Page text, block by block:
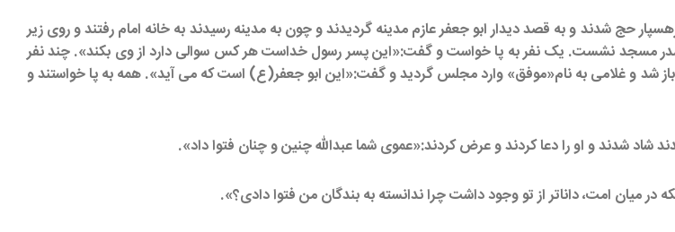
حج شدند و به قصد دیدار ابو جعفر عازم مدینه گردیدند و چون به مدینه رسیدند به خانه امام رفتند و روی زیر
مسجد نشست. یک نفر به پا خواست و گفت:«این پسر رسول خداست هر کس سوالی دارد از وی بکند». چند نفر
شد و غلامی به نام«موفق» وارد مجلس گردید و گفت:«این ابو جعفر(ع) است که می آید». همه به پا خواستند و
شاد شدند و او را دعا کردند و عرض کردند:«عموی شما عبدالله چنین و چنان فتوا داد».
میان امت، داناتر از تو وجود داشت چرا ندانسته به بندگان من فتوا دادی؟».